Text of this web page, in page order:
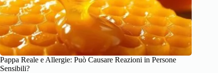
Pappa Reale e Allergie: Può Causare Reazioni in Persone
Sensibili?